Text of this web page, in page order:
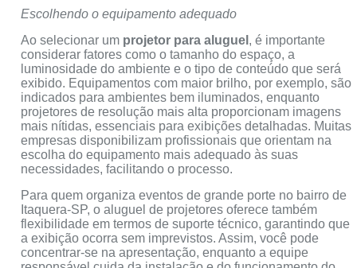
Escolhendo o equipamento adequado
Ao selecionar um projetor para aluguel , é importante
considerar fatores como o tamanho do espaço, a
luminosidade do ambiente e o tipo de conteúdo que será
exibido. Equipamentos com maior brilho, por exemplo, são
indicados para ambientes bem iluminados, enquanto
projetores de resolução mais alta proporcionam imagens
mais nítidas, essenciais para exibições detalhadas. Muitas
empresas disponibilizam profissionais que orientam na
escolha do equipamento mais adequado às suas
necessidades, facilitando o processo.
Para quem organiza eventos de grande porte no bairro de
Itaquera-SP, o aluguel de projetores oferece também
flexibilidade em termos de suporte técnico, garantindo que
a exibição ocorra sem imprevistos. Assim, você pode
concentrar-se na apresentação, enquanto a equipe